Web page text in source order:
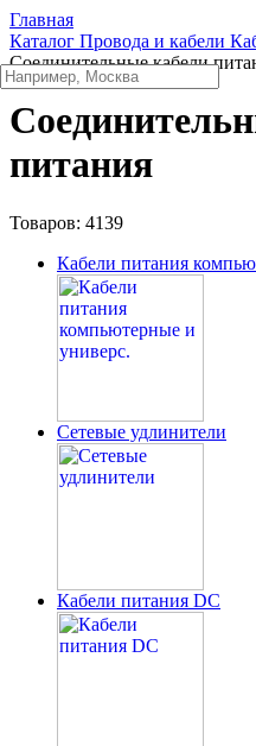
Главная
Каталог Провода и кабели
Соединительные кабели
питания
Товаров: 4139
Кабели питания
Сетевые удлинители
Кабели питания DC